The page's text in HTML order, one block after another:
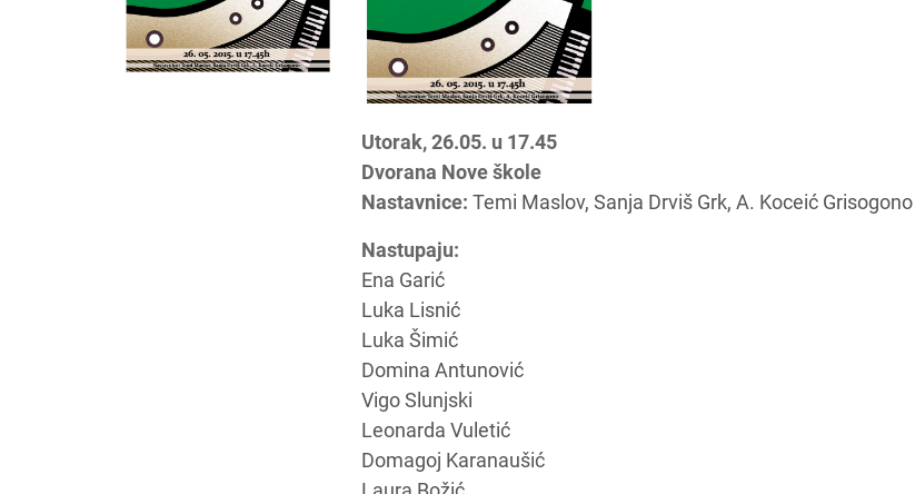
Utorak, 26.05. u 17.45
Dvorana Nove škole
Nastavnice: Temi Maslov, Sanja Drviš Grk, A. Koceić Grisogono
Nastupaju:
Ena Garić
Luka Lisnić
Luka Šimić
Domina Antunović
Vigo Slunjski
Leonarda Vuletić
Domagoj Karanaušić